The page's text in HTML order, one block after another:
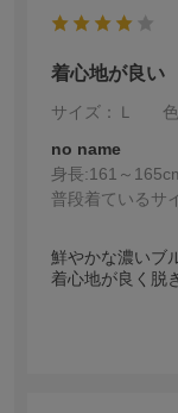
着心地が良い
サイズ：Ｌ
no name
身長:161～
普段着ているサ
鮮やかな濃いブ
着心地が良く脱